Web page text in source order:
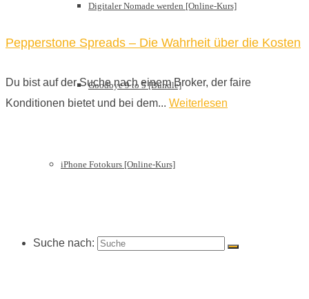
Digitaler Nomade werden [Online-Kurs]
Goodbye 9 to 5 [Bundle]
iPhone Fotokurs [Online-Kurs]
Suche nach:
Pepperstone Spreads – Die Wahrheit über die Kosten
Du bist auf der Suche nach einem Broker, der faire
Konditionen bietet und bei dem... Weiterlesen